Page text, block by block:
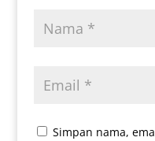
Simpan nama,